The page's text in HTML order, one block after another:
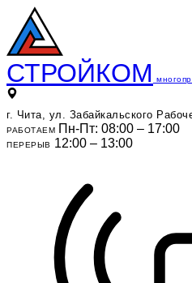
СТРОЙКОМ
г. Чита, ул. Забайкальского
РАБОТАЕМ Пн-Пт: 08:00 – 17:00
ПЕРЕРЫВ 12:00 – 13:00